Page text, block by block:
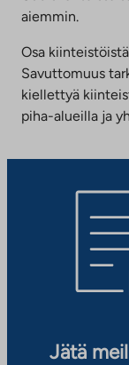
aiemmin.
Osa
Savuttomuus
kiellettyä
piha-alueilla ja
Jätä